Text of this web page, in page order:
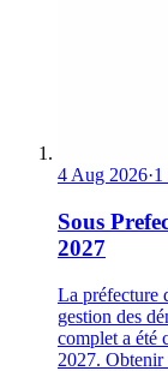
4 Aug 2026·1
Sous
2027
La préfecture
gestion des
complet a été
2027. Obtenir